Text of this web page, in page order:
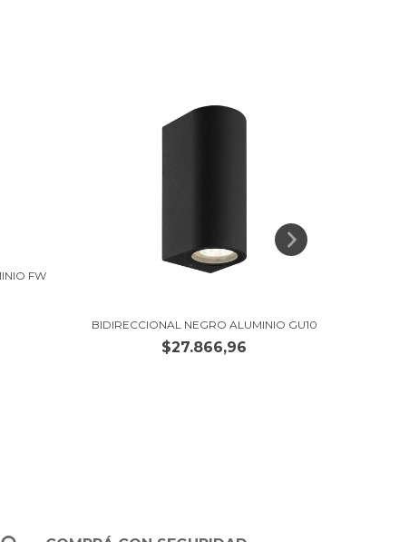
FW
BIDIRECCIONAL NEGRO ALUMINIO GU10
$27.866,96